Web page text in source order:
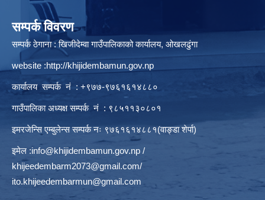
सम्पर्क विवरण
सम्पर्क ठेगाना : खिजीदेम्वा गाउँपालिकाको कार्यालय, ओखलढुंगा
website :http://khijidembamun.gov.np
कार्यालय सम्पर्क नं : +९७७-९७६१६१४८८०
गाउँपालिका अध्यक्ष सम्पर्क नं : ९८५११३०८०१
इमरजेन्सि एम्बुलेन्स सम्पर्क न‌ः ९७६१६१४८८१(वाङ्डा शेर्पा)
इमेल :info@khijidembamun.gov.np /
khijeedembarm2073@gmail.com/
ito.khijeedembarmun@gmail.com